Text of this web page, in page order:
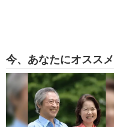
今、あなたにオススメ